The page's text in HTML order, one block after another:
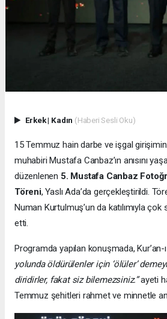
Erkek| Kadın (Haberi Sesli Oku)
15 Temmuz hain darbe ve işgal
muhabiri Mustafa Canbaz’ın anısını
düzenlenen 5. Mustafa Canbaz
Töreni, Yaslı Ada’da gerçekleştirildi.
Numan Kurtulmuş’un da katılımıyla çok
etti.
Programda yapılan konuşmada, Kur’an-
yolunda öldürülenler için ‘ölüler’
diridirler, fakat siz bilemezsiniz.”ayeti
Temmuz şehitleri rahmet ve minnetle